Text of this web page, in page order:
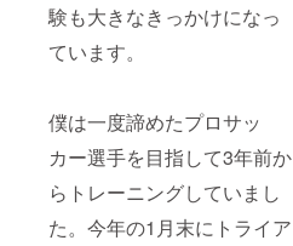
験も大きなきっかけになっ
ています。
僕は一度諦めたプロサッ
カー選手を目指して3年前か
らトレーニングしていまし
た。今年の1月末にトライア